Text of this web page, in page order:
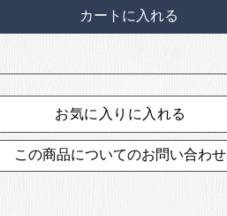
カートに入れる
お気に入りに入れる
この商品についてのお問い合わせ